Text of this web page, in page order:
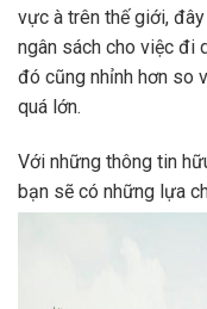
vực à trên thế giới,
ngân sách cho việc đi
đó cũng nhỉnh hơn so
quá lớn.
Với những thông tin
bạn sẽ có những lựa